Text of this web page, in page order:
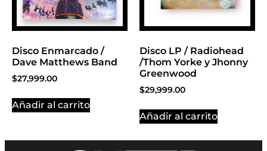
Disco Enmarcado /
Dave Matthews Band
$27,999.00
Añadir al carrito
Disco LP / Radiohead
/Thom Yorke y Jhonny
Greenwood
$29,999.00
Añadir al carrito